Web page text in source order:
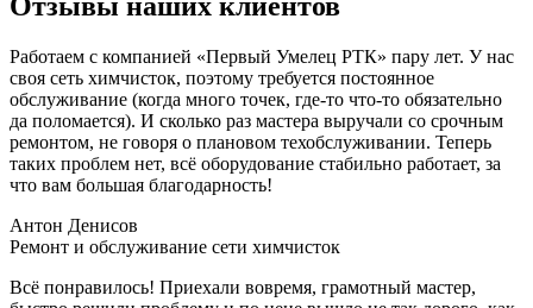
Отзывы наших клиентов
Работаем с компанией «Первый Умелец РТК» пару лет. У нас
своя сеть химчисток, поэтому требуется постоянное
обслуживание (когда много точек, где-то что-то обязательно
да поломается). И сколько раз мастера выручали со срочным
ремонтом, не говоря о плановом техобслуживании. Теперь
таких проблем нет, всё оборудование стабильно работает, за
что вам большая благодарность!
Антон Денисов
Ремонт и обслуживание сети химчисток
Всё понравилось! Приехали вовремя, грамотный мастер,